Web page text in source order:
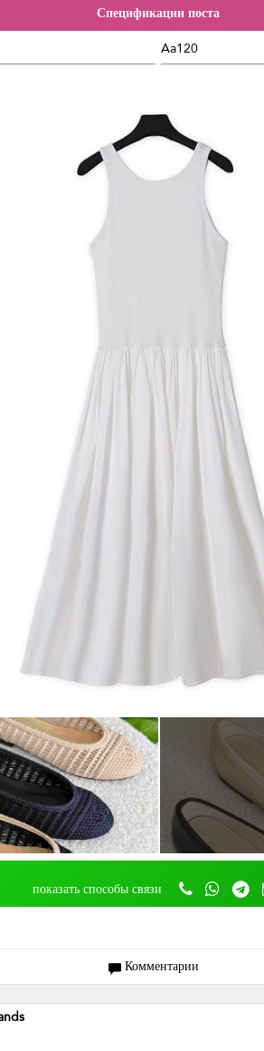
Спецификации поста
Aa120
показать способы связи
Комментарии